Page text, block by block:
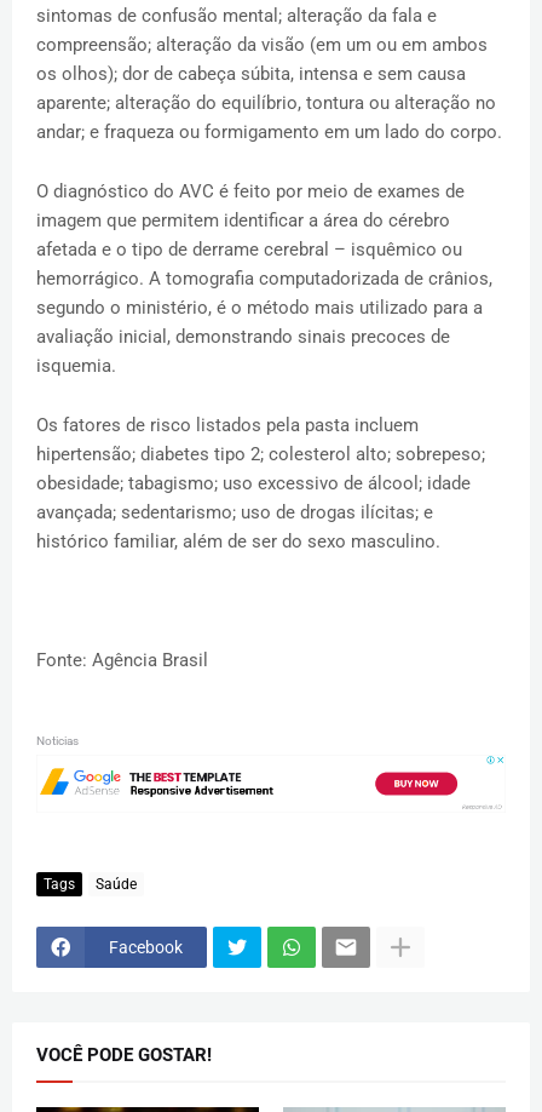
sintomas de confusão mental; alteração da fala e
compreensão; alteração da visão (em um ou em ambos
os olhos); dor de cabeça súbita, intensa e sem causa
aparente; alteração do equilíbrio, tontura ou alteração no
andar; e fraqueza ou formigamento em um lado do corpo.
O diagnóstico do AVC é feito por meio de exames de
imagem que permitem identificar a área do cérebro
afetada e o tipo de derrame cerebral – isquêmico ou
hemorrágico. A tomografia computadorizada de crânios,
segundo o ministério, é o método mais utilizado para a
avaliação inicial, demonstrando sinais precoces de
isquemia.
Os fatores de risco listados pela pasta incluem
hipertensão; diabetes tipo 2; colesterol alto; sobrepeso;
obesidade; tabagismo; uso excessivo de álcool; idade
avançada; sedentarismo; uso de drogas ilícitas; e
histórico familiar, além de ser do sexo masculino.
Fonte: Agência Brasil
Noticias
Tags Saúde
Facebook
VOCÊ PODE GOSTAR!